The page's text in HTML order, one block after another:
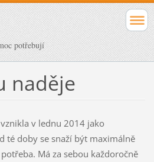
potřebují
naděje
v lednu 2014 jako
té doby se snaží být maximálně
Má za sebou každoročně